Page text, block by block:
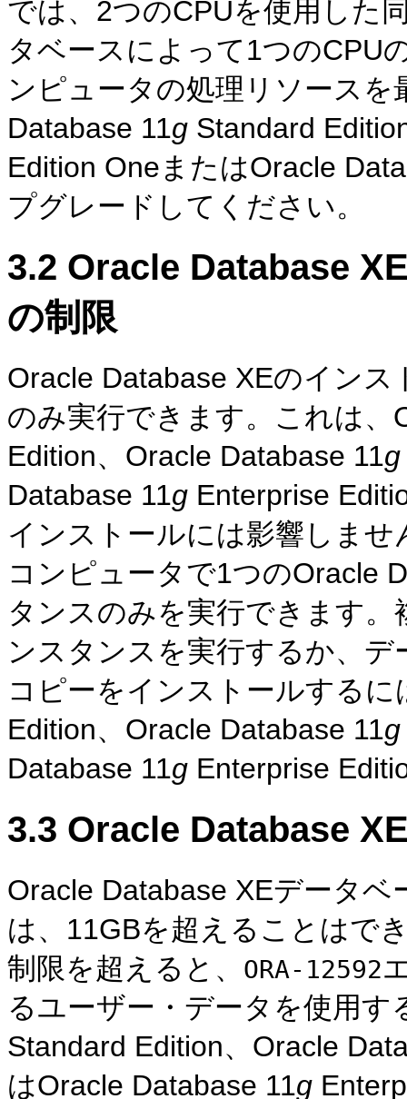
では、2つのCPUを使用した
タベースによって1つのCPU
ンピュータの処理リソース
Database 11g Standard
Edition OneまたはOracle
プグレードしてください。
3.2 Oracle Database
の制限
Oracle Database XEのイン
のみ実行できます。これは、
Edition、Oracle Database 11g
Database 11g Enterprise
インストールには影響しま
コンピュータで1つのOracle
タンスのみを実行できます
ンスタンスを実行するか、
コピーをインストールするに
Edition、Oracle Database 11g
Database 11g Enterprise
3.3 Oracle Database
Oracle Database XEデータ
は、11GBを超えることはで
制限を超えると、 ORA-12592
るユーザー・データを使用す
Standard Edition、Oracle
はOracle Database 11g